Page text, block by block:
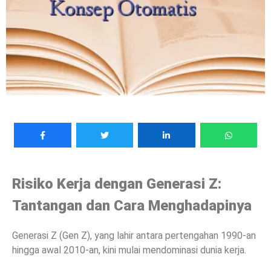
Risiko Kerja dengan Generasi Z:
Tantangan dan Cara Menghadapinya
Generasi Z (Gen Z), yang lahir antara pertengahan 1990-an
hingga awal 2010-an, kini mulai mendominasi dunia kerja.